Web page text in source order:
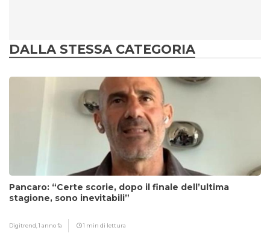
DALLA STESSA CATEGORIA
Pancaro: “Certe scorie, dopo il finale dell’ultima
stagione, sono inevitabili”
Digitrend,1 anno fa 1 min di lettura